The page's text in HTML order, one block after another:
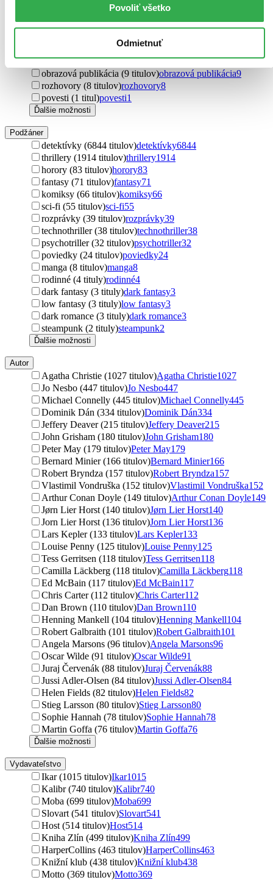
Povoliť všetko
Odmietnuť
romány (9716 titulov)romány9716
poviedky
učebnice (147 titulov)učebnice147
novela (14 titulov)novela14
obrazová publikácia (9 titulov)obrazová publikácia9
rozhovory (8 titulov)rozhovory8
povesti (1 titul)povesti1
Ďalšie možnosti
Podžáner
detektívky (6844 titulov)detektívky6844
thrillery (1914 titulov)thrillery1914
horory (83 titulov)horory83
fantasy (71 titulov)fantasy71
komiksy (66 titulov)komiksy66
sci-fi (55 titulov)sci-fi55
rozprávky (39 titulov)rozprávky39
technothriller (38 titulov)technothriller38
psychotriller (32 titulov)psychotriller32
poviedky (24 titulov)poviedky24
manga (8 titulov)manga8
rodinné (4 tituly)rodinné4
dark fantasy (3 tituly)dark fantasy3
low fantasy (3 tituly)low fantasy3
dark romance (3 tituly)dark romance3
steampunk (2 tituly)steampunk2
Ďalšie možnosti
Autor
Agatha Christie (1027 titulov)Agatha Christie1027
Jo Nesbo (447 titulov)Jo Nesbo447
Michael Connelly (445 titulov)Michael Connelly445
Dominik Dán (334 titulov)Dominik Dán334
Jeffery Deaver (215 titulov)Jeffery Deaver215
John Grisham (180 titulov)John Grisham180
Peter May (179 titulov)Peter May179
Bernard Minier (166 titulov)Bernard Minier166
Robert Bryndza (157 titulov)Robert Bryndza157
Vlastimil Vondruška (152 titulov)Vlastimil Vondruška152
Arthur Conan Doyle (149 titulov)Arthur Conan Doyle149
Jørn Lier Horst (140 titulov)Jørn Lier Horst140
Jorn Lier Horst (136 titulov)Jorn Lier Horst136
Lars Kepler (133 titulov)Lars Kepler133
Louise Penny (125 titulov)Louise Penny125
Tess Gerritsen (118 titulov)Tess Gerritsen118
Camilla Läckberg (118 titulov)Camilla Läckberg118
Ed McBain (117 titulov)Ed McBain117
Chris Carter (112 titulov)Chris Carter112
Dan Brown (110 titulov)Dan Brown110
Henning Mankell (104 titulov)Henning Mankell104
Robert Galbraith (101 titulov)Robert Galbraith101
Angela Marsons (96 titulov)Angela Marsons96
Oscar Wilde (91 titulov)Oscar Wilde91
Juraj Červenák (88 titulov)Juraj Červenák88
Jussi Adler-Olsen (84 titulov)Jussi Adler-Olsen84
Helen Fields (82 titulov)Helen Fields82
Stieg Larsson (80 titulov)Stieg Larsson80
Sophie Hannah (78 titulov)Sophie Hannah78
Martin Goffa (76 titulov)Martin Goffa76
Ďalšie možnosti
Vydavateľstvo
Ikar (1015 titulov)Ikar1015
Kalibr (740 titulov)Kalibr740
Moba (699 titulov)Moba699
Slovart (541 titulov)Slovart541
Host (514 titulov)Host514
Kniha Zlín (499 titulov)Kniha Zlín499
HarperCollins (463 titulov)HarperCollins463
Knižní klub (438 titulov)Knižní klub438
Motto (369 titulov)Motto369